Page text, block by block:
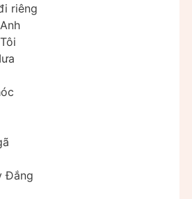
riêng
Đắng